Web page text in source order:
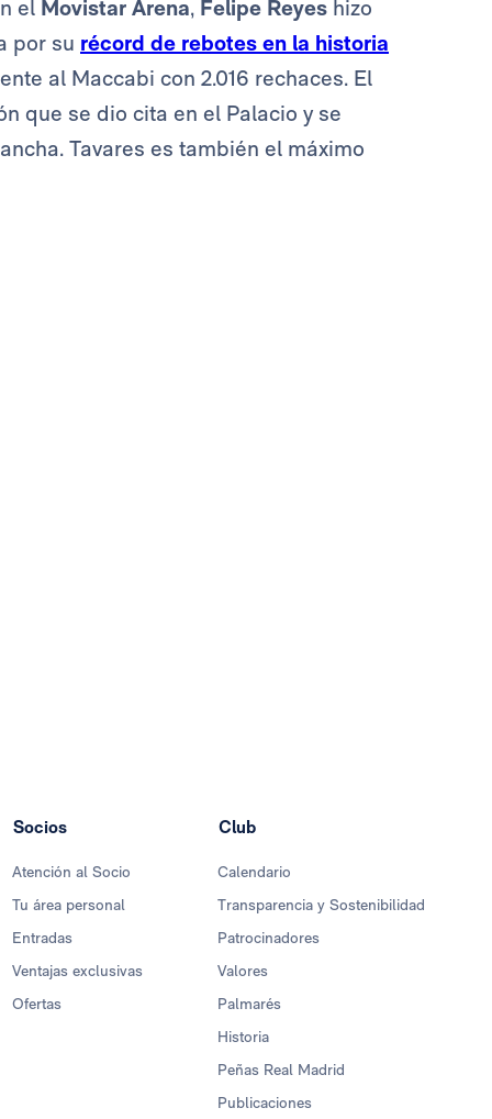
el Movistar Arena, Felipe Reyes hizo
por su récord de rebotes en la historia
al Maccabi con 2.016 rechaces. El
que se dio cita en el Palacio y se
Tavares es también el máximo
Socios
Atención al Socio
Tu área personal
Entradas
Ventajas exclusivas
Ofertas
Club
Calendario
Transparencia y Sostenibilidad
Patrocinadores
Valores
Palmarés
Historia
Peñas Real Madrid
Publicaciones